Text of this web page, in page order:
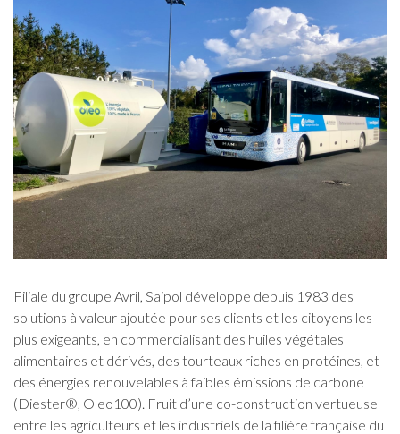
Filiale du groupe Avril, Saipol développe depuis 1983 des
solutions à valeur ajoutée pour ses clients et les citoyens les
plus exigeants, en commercialisant des huiles végétales
alimentaires et dérivés, des tourteaux riches en protéines, et
des énergies renouvelables à faibles émissions de carbone
(Diester®, Oleo100). Fruit d’une co-construction vertueuse
entre les agriculteurs et les industriels de la filière française du